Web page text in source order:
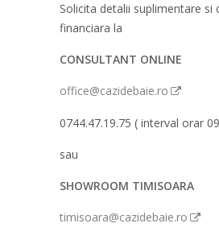
Solicita detalii suplimentare si
financiara la
CONSULTANT ONLINE
office@cazidebaie.ro
0744.47.19.75 ( interval orar
sau
SHOWROOM TIMISOARA
timisoara@cazidebaie.ro